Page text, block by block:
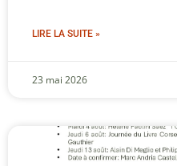
LIRE LA SUITE »
23 mai 2026